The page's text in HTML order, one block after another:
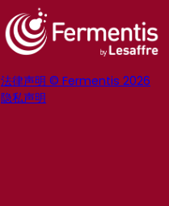
法律声明 © Fermentis 2026
隐私声明